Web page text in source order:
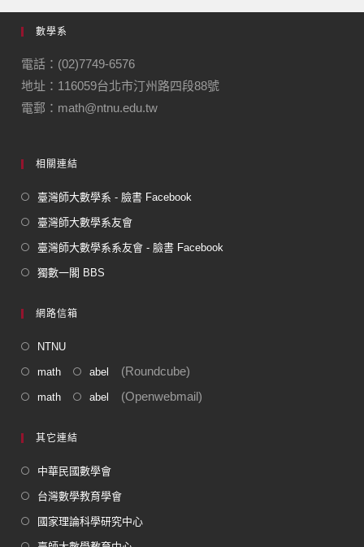
e
b
o
o
k
gr
m
數學系
電話：(02)7749-6576
地址：116059台北市汀州路四段88號
電郵：math@ntnu.edu.tw
相關連結
臺灣師大數學系 - 臉書 Facebook
臺灣師大數學系友會
臺灣師大數學系系友會 - 臉書 Facebook
獨數一閣 BBS
網路信箱
NTNU
math abel (Roundcube)
math abel (Openwebmail)
其它連結
中華民國數學會
台灣數學教育學會
國家理論科學研究中心